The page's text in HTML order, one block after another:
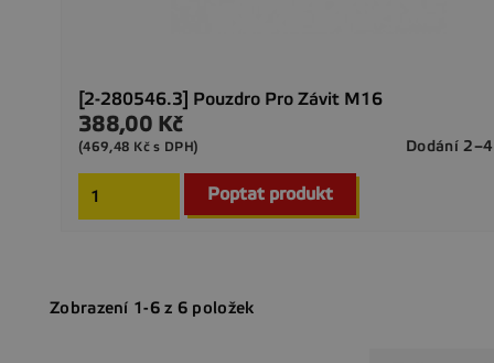
[2-280546.3] Pouzdro Pro Závit M16
Cena
388,00 Kč
Dodání
(469,48 Kč s DPH)
Poptat produkt
Zobrazení 1-6 z 6 položek